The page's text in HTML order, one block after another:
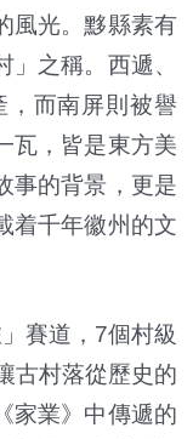
風光。黟縣素有
」之稱。西遞、
，而南屏則被譽
瓦，皆是東方美
事的背景，更是
着千年徽州的文
賽道，7個村級
古村落從歷史的
家業》中傳遞的